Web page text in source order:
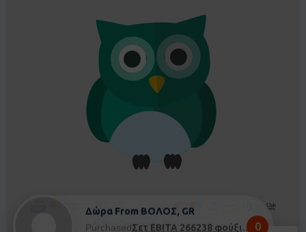
Δώρα From ΒΟΛΟΣ, GR
Purchased
Σετ EBITA 266238 φούξια - 5 ετών 0